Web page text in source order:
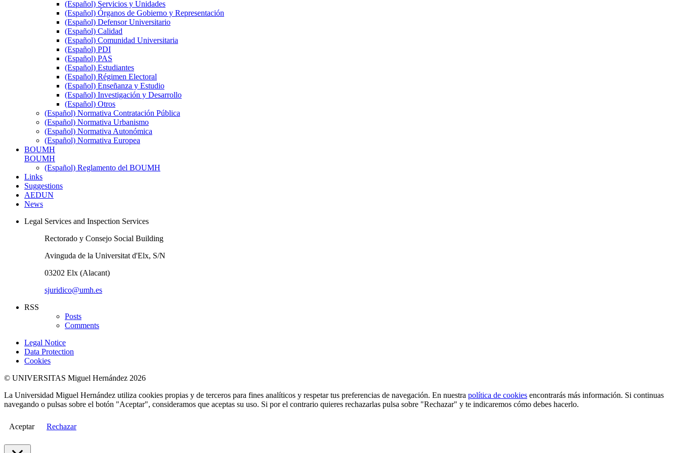
(Español) Servicios y Unidades
(Español) Órganos de Gobierno y Representación
(Español) Defensor Universitario
(Español) Calidad
(Español) Comunidad Universitaria
(Español) PDI
(Español) PAS
(Español) Estudiantes
(Español) Régimen Electoral
(Español) Enseñanza y Estudio
(Español) Investigación y Desarrollo
(Español) Otros
(Español) Normativa Contratación Pública
(Español) Normativa Urbanismo
(Español) Normativa Autonómica
(Español) Normativa Europea
BOUMH
BOUMH
(Español) Reglamento del BOUMH
Links
Suggestions
AEDUN
News
Legal Services and Inspection Services
Rectorado y Consejo Social Building
Avinguda de la Universitat d'Elx, S/N
03202 Elx (Alacant)
sjuridico@umh.es
RSS
Posts
Comments
Legal Notice
Data Protection
Cookies
© UNIVERSITAS Miguel Hernández 2026
La Universidad Miguel Hernández utiliza cookies propias y de terceros para fines analíticos y respetar tus preferencias de navegación. En nuestra política de cookies encontrarás más información. Si continuas
navegando o pulsas sobre el botón "Aceptar", consideramos que aceptas su uso. Si por el contrario quieres rechazarlas pulsa sobre "Rechazar" y te indicaremos cómo debes hacerlo.
Aceptar Rechazar